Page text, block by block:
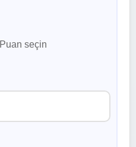
Puan seçin